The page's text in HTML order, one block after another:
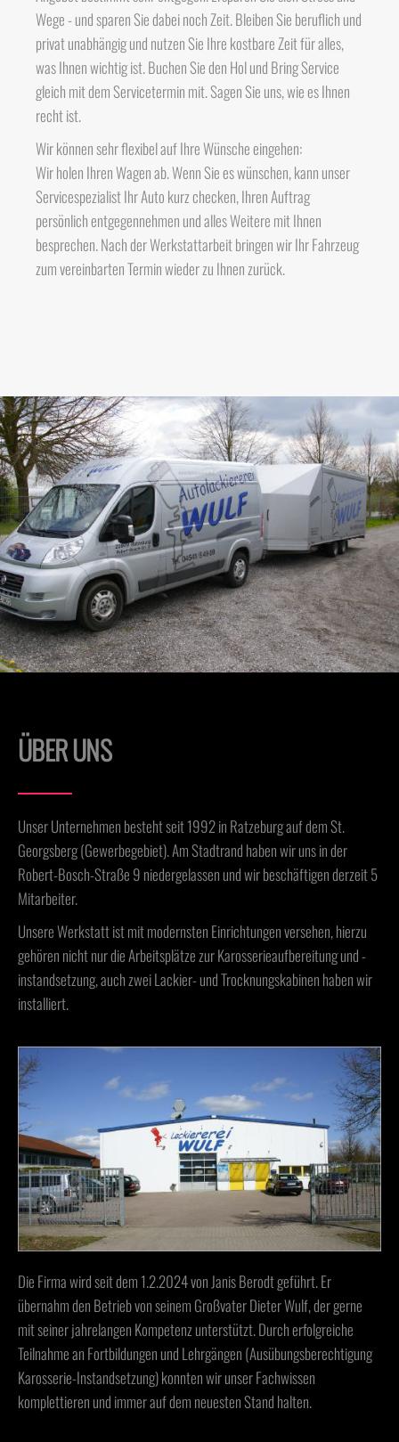
Wege - und sparen Sie dabei noch Zeit. Bleiben Sie beruflich und
privat unabhängig und nutzen Sie Ihre kostbare Zeit für alles,
was Ihnen wichtig ist. Buchen Sie den Hol und Bring Service
gleich mit dem Servicetermin mit. Sagen Sie uns, wie es Ihnen
recht ist.
Wir können sehr flexibel auf Ihre Wünsche eingehen:
Wir holen Ihren Wagen ab. Wenn Sie es wünschen, kann unser
Servicespezialist Ihr Auto kurz checken, Ihren Auftrag
persönlich entgegennehmen und alles Weitere mit Ihnen
besprechen. Nach der Werkstattarbeit bringen wir Ihr Fahrzeug
zum vereinbarten Termin wieder zu Ihnen zurück.
ÜBER UNS
Unser Unternehmen besteht seit 1992 in Ratzeburg auf dem St.
Georgsberg (Gewerbegebiet). Am Stadtrand haben wir uns in der
Robert-Bosch-Straße 9 niedergelassen und wir beschäftigen derzeit 5
Mitarbeiter.
Unsere Werkstatt ist mit modernsten Einrichtungen versehen, hierzu
gehören nicht nur die Arbeitsplätze zur Karosserieaufbereitung und -
instandsetzung, auch zwei Lackier- und Trocknungskabinen haben wir
installiert.
Die Firma wird seit dem 1.2.2024 von Janis Berodt geführt. Er
übernahm den Betrieb von seinem Großvater Dieter Wulf, der gerne
mit seiner jahrelangen Kompetenz unterstützt. Durch erfolgreiche
Teilnahme an Fortbildungen und Lehrgängen (Ausübungsberechtigung
Karosserie-Instandsetzung) konnten wir unser Fachwissen
komplettieren und immer auf dem neuesten Stand halten.